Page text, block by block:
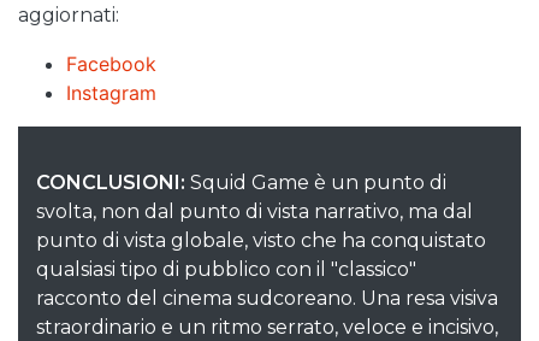
aggiornati:
Facebook
Instagram
CONCLUSIONI: Squid Game è un punto di
svolta, non dal punto di vista narrativo, ma dal
punto di vista globale, visto che ha conquistato
qualsiasi tipo di pubblico con il "classico"
racconto del cinema sudcoreano. Una resa visiva
straordinario e un ritmo serrato, veloce e incisivo,